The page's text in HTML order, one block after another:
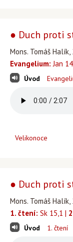
● Duch proti
Mons. Tomáš
Evangelium: Jan
Úvod
Velikonoce
● Duch proti
Mons. Tomáš
1. čtení: Sk 15,1 |
Úvod 1. čtení